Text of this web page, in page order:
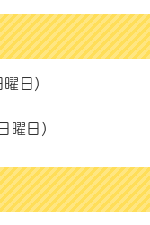
日）
曜日）